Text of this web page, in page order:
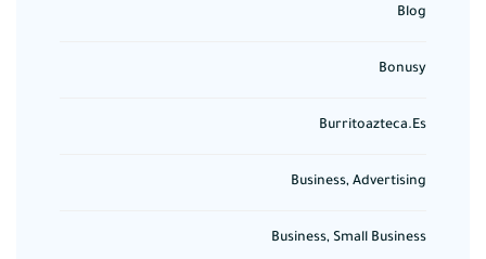
Blog
Bonusy
Burritoazteca.es
Business, Advertising
Business, Small Business